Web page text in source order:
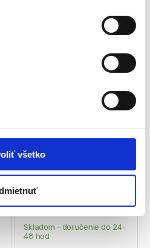
všetko
Doplnky na bicykel
Taška na bicykel so
suchým zipsom | čierna
Skladom - doručenie do 24-
48 hod